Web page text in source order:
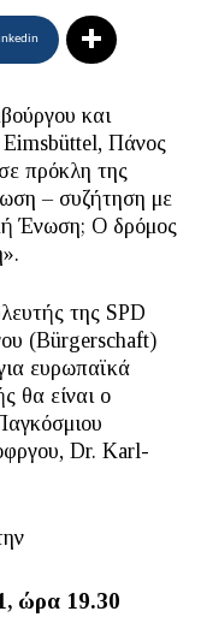
και
Eimsbüttel, Πάνος
πρόκλη της
– συζήτηση με
Ένωση; Ο δρόμος
της SPD
(Bürgerschaft)
ευρωπαϊκά
θα είναι ο
Dr. Karl-
ώρα 19.30